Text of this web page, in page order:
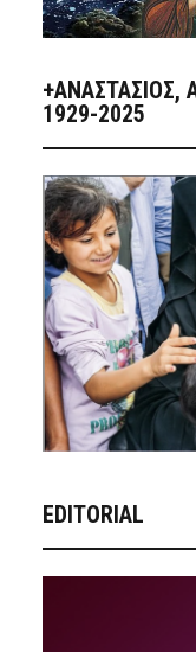
+ΑΝΑΣΤΆΣΙΟΣ,
1929-2025
EDITORIAL